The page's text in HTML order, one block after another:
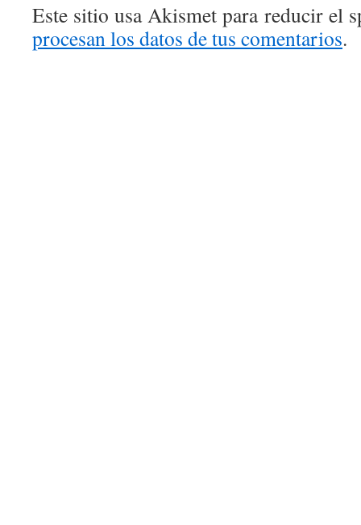
Este sitio usa Akismet para reducir el
procesan los datos de tus comentarios.